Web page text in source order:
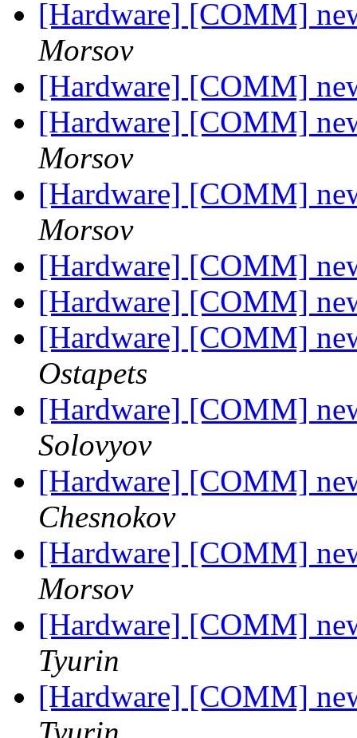
[Hardware] [COMM]
Morsov
[Hardware] [COMM]
[Hardware] [COMM]
Morsov
[Hardware] [COMM]
Morsov
[Hardware] [COMM]
[Hardware] [COMM]
[Hardware] [COMM]
Ostapets
[Hardware] [COMM]
Solovyov
[Hardware] [COMM]
Chesnokov
[Hardware] [COMM]
Morsov
[Hardware] [COMM]
Tyurin
[Hardware] [COMM]